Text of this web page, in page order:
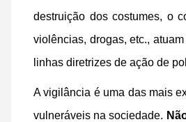
destruição dos costumes, o
violências, drogas, etc.,
linhas diretrizes de ação de
A vigilância é uma das mais
vulneráveis na sociedade.